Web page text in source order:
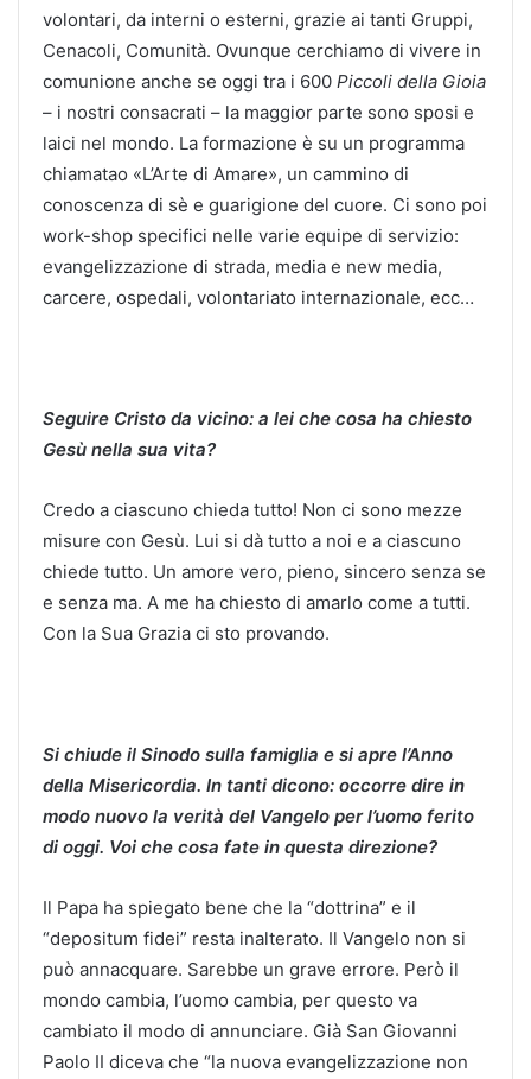
volontari, da interni o esterni, grazie ai tanti Gruppi,
Cenacoli, Comunità. Ovunque cerchiamo di vivere in
comunione anche se oggi tra i 600 Piccoli della Gioia
– i nostri consacrati – la maggior parte sono sposi e
laici nel mondo. La formazione è su un programma
chiamatao «L’Arte di Amare», un cammino di
conoscenza di sè e guarigione del cuore. Ci sono poi
work-shop specifici nelle varie equipe di servizio:
evangelizzazione di strada, media e new media,
carcere, ospedali, volontariato internazionale, ecc…
Seguire Cristo da vicino: a lei che cosa ha chiesto
Gesù nella sua vita?
Credo a ciascuno chieda tutto! Non ci sono mezze
misure con Gesù. Lui si dà tutto a noi e a ciascuno
chiede tutto. Un amore vero, pieno, sincero senza se
e senza ma. A me ha chiesto di amarlo come a tutti.
Con la Sua Grazia ci sto provando.
Si chiude il Sinodo sulla famiglia e si apre l’Anno
della Misericordia. In tanti dicono: occorre dire in
modo nuovo la verità del Vangelo per l’uomo ferito
di oggi. Voi che cosa fate in questa direzione?
Il Papa ha spiegato bene che la “dottrina” e il
“depositum fidei” resta inalterato. Il Vangelo non si
può annacquare. Sarebbe un grave errore. Però il
mondo cambia, l’uomo cambia, per questo va
cambiato il modo di annunciare. Già San Giovanni
Paolo II diceva che “la nuova evangelizzazione non